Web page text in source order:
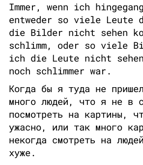
Immer, wenn ich
entweder so viele Leute
die Bilder nicht sehen
schlimm, oder so viele
ich die Leute nicht
noch schlimmer war.
Когда бы я туда не
много людей, что я не в
посмотреть на картины,
ужасно, или так много
некогда смотреть на
хуже.